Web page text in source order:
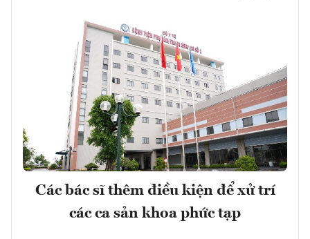
Các bác sĩ thêm điều kiện để xử trí
các ca sản khoa phức tạp